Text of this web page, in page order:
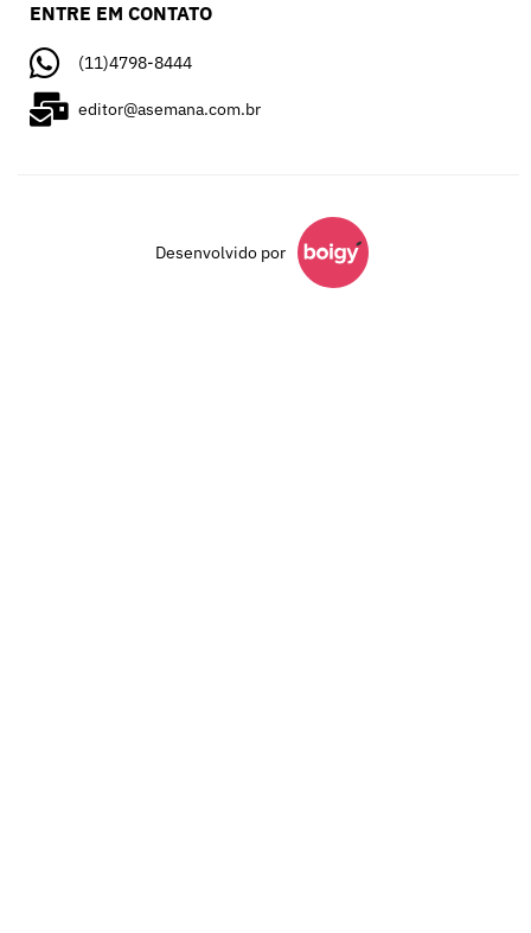
ENTRE EM CONTATO
(11)4798-8444
editor@asemana.com.br
Desenvolvido por